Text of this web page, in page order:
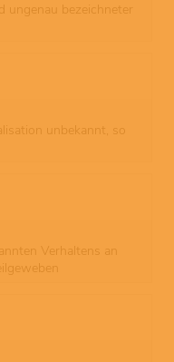
ungenau bezeichneter
unbekannt, so
Verhaltens an